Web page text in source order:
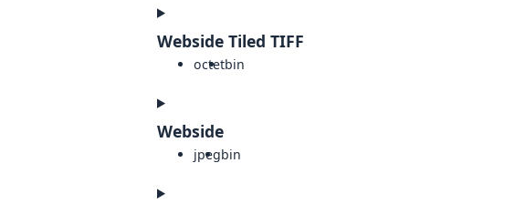
Webside Tiled TIFF
octetbin
Webside
jpegbin